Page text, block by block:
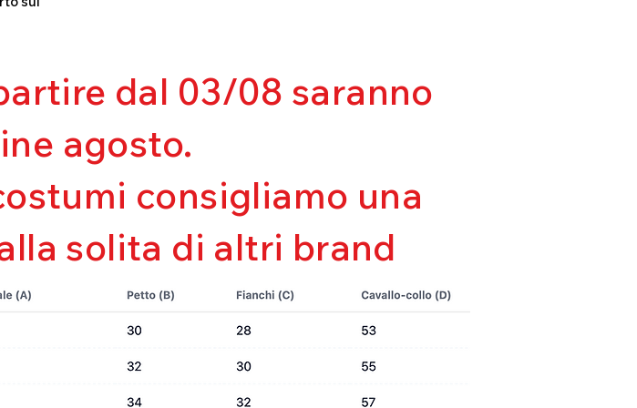
dal 03/08 saranno
agosto.
consigliamo una
solita di altri brand